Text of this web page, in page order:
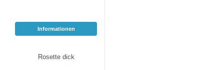
Informationen
Rosette dick